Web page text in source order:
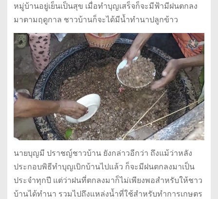
หมู่บ้านอยู่เย็นเป็นสุข เมื่อทำบุญเสร็จก็จะมีฟ้ามีฝนตกลง
มาตามฤดูกาล ชาวบ้านก็จะได้มีน้ำทำนาปลูกข้าว
นายบุญมี ปราชญ์ชาวบ้าน ยังกล่าวอีกว่า ถึงแม้ว่าหลัง
ประกอบพิธีทำบุญเบิกบ้านไปแล้ว ก็จะมีฝนตกลงมาเป็น
ประจำทุกปี แต่ว่าฝนที่ตกลงมาก็ไม่เพียงพอสำหรับให้ชาว
บ้านได้ทำนา รวมไปถึงแหล่งน้ำที่ใช้สำหรับทำการเกษตร